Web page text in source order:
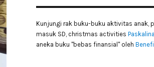
Kunjungi rak buku-buku aktivitas anak,
masuk SD, christmas activities Paskalina
aneka buku "bebas finansial" oleh